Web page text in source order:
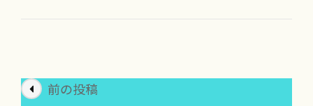
投 前の投稿